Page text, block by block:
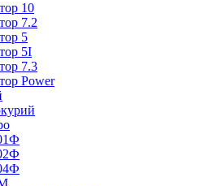
10
7.2
5
5I
7.3
Power